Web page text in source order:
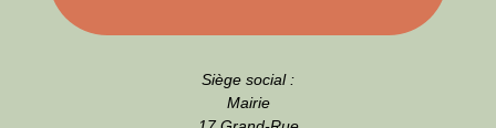
Siège social :
Mairie